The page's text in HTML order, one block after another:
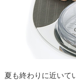
夏も終わりに近いて